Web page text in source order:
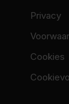
Privacy
Cookies